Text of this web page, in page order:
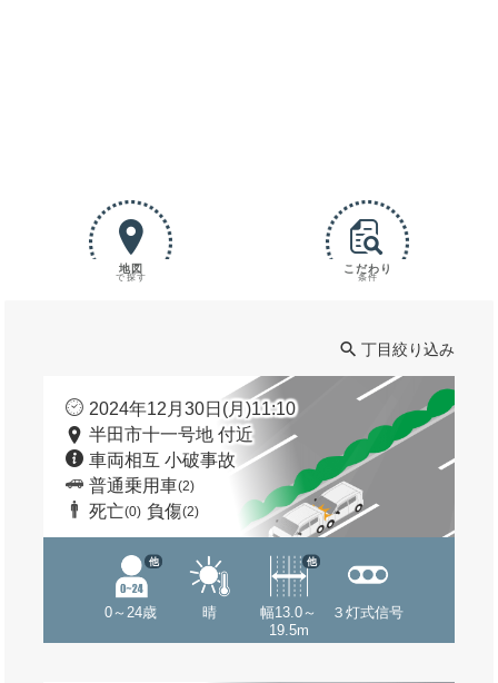
地図
で探す
こだわり
条件
丁目絞り込み
2024年12月30日(月)11:10
半田市十一号地 付近
車両相互 小破事故
普通乗用車(2)
死亡(0) 負傷(2)
0～24歳
他
晴
幅13.0～
19.5m
他
３灯式信号